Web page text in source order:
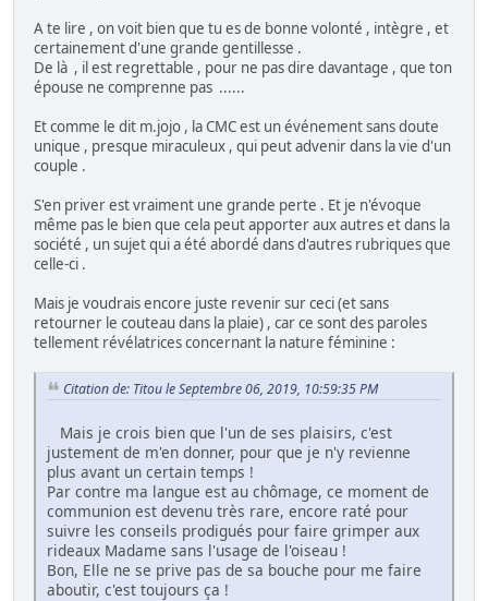
A te lire , on voit bien que tu es de bonne volonté , intègre , et
certainement d'une grande gentillesse .
De là , il est regrettable , pour ne pas dire davantage , que ton
épouse ne comprenne pas ......
Et comme le dit m.jojo , la CMC est un événement sans doute
unique , presque miraculeux , qui peut advenir dans la vie d'un
couple .
S'en priver est vraiment une grande perte . Et je n'évoque
même pas le bien que cela peut apporter aux autres et dans la
société , un sujet qui a été abordé dans d'autres rubriques que
celle-ci .
Mais je voudrais encore juste revenir sur ceci (et sans
retourner le couteau dans la plaie) , car ce sont des paroles
tellement révélatrices concernant la nature féminine :
Citation de: Titou le Septembre 06, 2019, 10:59:35 PM
Mais je crois bien que l'un de ses plaisirs, c'est
justement de m'en donner, pour que je n'y revienne
plus avant un certain temps !
Par contre ma langue est au chômage, ce moment de
communion est devenu très rare, encore raté pour
suivre les conseils prodigués pour faire grimper aux
rideaux Madame sans l'usage de l'oiseau !
Bon, Elle ne se prive pas de sa bouche pour me faire
aboutir, c'est toujours ça !